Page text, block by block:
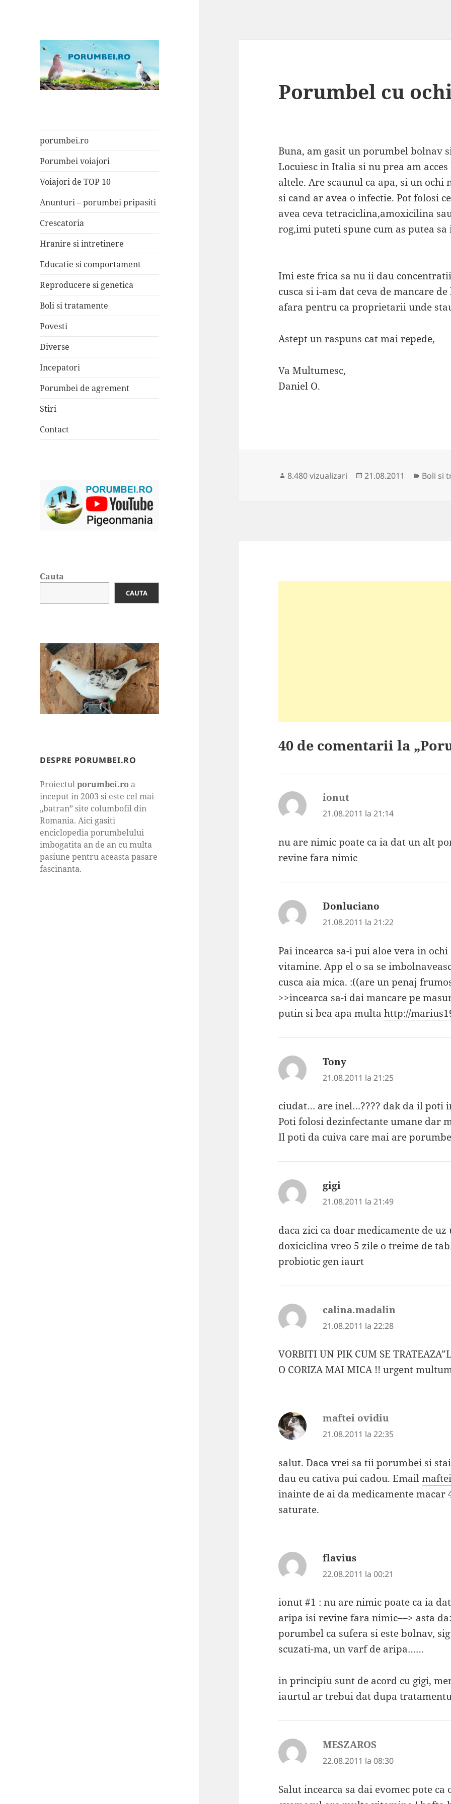
porumbei.ro
Porumbei voiajori
Voiajori de TOP 10
Anunturi – porumbei pripasiti
Crescatoria
Hranire si intretinere
Educatie si comportament
Reproducere si genetica
Boli si tratamente
Povesti
Diverse
Incepatori
Porumbei de agrement
Stiri
Contact
Cauta
CAUTA
DESPRE PORUMBEI.RO
Proiectulporumbei.ro a
inceput in 2003 si este cel mai
„batran” site columbofil din
Romania. Aici gasiti
enciclopedia porumbelului
imbogatita an de an cu multa
pasiune pentru aceasta pasare
fascinanta.
Porumbel cu
Buna, am gasit un porumbel bolnav
Locuiesc in Italia si nu prea am
altele. Are scaunul ca apa, si un ochi
si cand ar avea o infectie. Pot folosi
avea ceva tetraciclina,amoxicilina
rog,imi puteti spune cum as putea
Imi este frica sa nu ii dau
cusca si i-am dat ceva de mancare
afara pentru ca proprietarii unde
Astept un raspuns cat mai repede,
Va Multumesc,
Daniel O.
8.480 vizualizari
Publicat
21.08.2011 Boli si
40 de comentarii la
ionut
21.08.2011 la 21:14
nu are nimic poate ca ia dat un alt
revine fara nimic
Donluciano
21.08.2011 la 21:22
Pai incearca sa-i pui aloe vera in
vitamine. App el o sa se
cusca aia mica. :((are un penaj
>>incearca sa-i dai mancare pe
putin si bea apa multahttp://
Tony
21.08.2011 la 21:25
ciudat… are inel…???? dak da il poti
Poti folosi dezinfectante umane dar
Il poti da cuiva care mai are
gigi
21.08.2011 la 21:49
daca zici ca doar medicamente de
doxiciclina vreo 5 zile o treime de
probiotic gen iaurt
calina.madalin
21.08.2011 la 22:28
VORBITI UN PIK CUM SE
O CORIZA MAI MICA !! urgent
maftei ovidiu
21.08.2011 la 22:35
salut. Daca vrei sa tii porumbei si
dau eu cativa pui cadou. Email
inainte de ai da medicamente macar
saturate.
flavius
22.08.2011 la 00:21
ionut #1 : nu are nimic poate ca ia
aripa isi revine fara nimic––> asta
porumbel ca sufera si este bolnav,
scuzati-ma, un varf de aripa……
in principiu sunt de acord cu gigi,
iaurtul ar trebui dat dupa
MESZAROS
22.08.2011 la 08:30
Salut incearca sa dai evomec pote